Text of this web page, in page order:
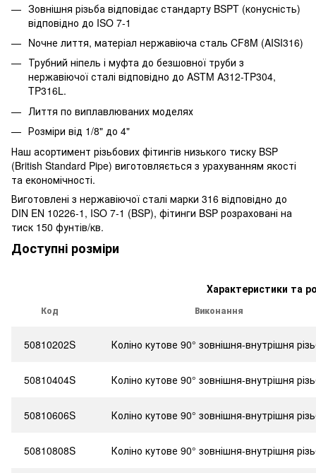
Зовнішня різьба відповідає стандарту BSPT (конусність)
відповідно до ISO 7-1
Nочне лиття, матеріал нержавіюча сталь CF8M (AISI316)
Трубний ніпель і муфта до безшовної труби з
нержавіючої сталі відповідно до ASTM A312-TP304,
TP316L.
Лиття по виплавлюваних моделях
Розміри від 1/8" до 4"
Наш асортимент різьбових фітингів низького тиску BSP
(British Standard Pipe) виготовляється з урахуванням якості
та економічності.
Виготовлені з нержавіючої сталі марки 316 відповідно до
DIN EN 10226-1, ISO 7-1 (BSP), фітинги BSP розраховані на
тиск 150 фунтів/кв.
Доступні розміри
Характеристики та
Код Виконання
50810202S Коліно кутове 90° зовнішня-внутрішня
50810404S Коліно кутове 90° зовнішня-внутрішня
50810606S Коліно кутове 90° зовнішня-внутрішня
50810808S Коліно кутове 90° зовнішня-внутрішня